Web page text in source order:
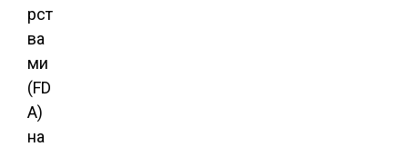
рст
ва
ми
(FD
A)
на